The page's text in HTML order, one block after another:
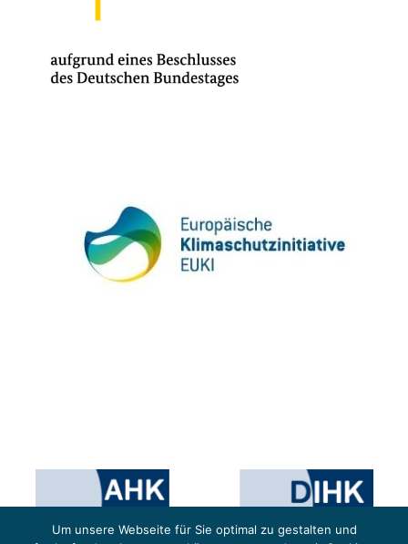
Um unsere Webseite für Sie optimal zu gestalten und